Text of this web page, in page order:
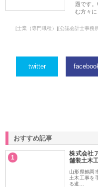
題です
む方々
[士業（専門職種）][公認会計士事務
twitter
おすすめ記事
1
株式会社
舗装土木
山形県鶴岡
土木工事を
る道…